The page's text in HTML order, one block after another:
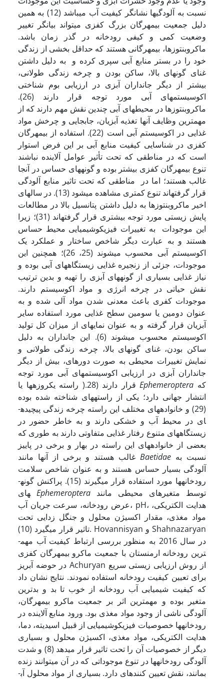
نسبت به آلودگی­ها نشانگر کیفیت آب می­باشد (12) به همین
دلیل جمعیت بی­­مهرگان بزرگ کفزی می­تواند بیانگر تغییر
وضعیت کمی و کیفی رودخانه در گذر زمان باشد.
ماکروبنتوزها، بی­مهر­گانی هستند که حداقل بخشی از زندگی
خود را در بستر منابع آبی سپری کرده و به دلیل داشتن
غنای گونه­ای بالا، ساکن بودن و چرخه زندگی طولانی،
بیشتر از دیگر جانداران آبزی در ارزیابی بوم شناختی
اکوسیستم­های آبی مورد توجه قرار دارند (26).
ماکروبنتوزها در محیط­های آبی چندین نقش مهم دارند که از
مهم­ترین وظایف آنها تغذیه آبزیان، جابجایی و چرخش مواد
غذایی در اکوسیستم آبی است (22). استفاده از بی­مهرگان
کفزی در شناسایی کیفیت منابع آبی بر این فرض استوار
است که در مناطقی که تحت تأثیر عوامل آلاینده نباشند
تنوع بی­مهرگان کفزی بیشتر بوده و گونه­های حساس در آنجا
غالب هستند؛ اما در مناطقی که تحت تاثیر منابع آلودگی
قرار گرفته­اند تنوع کمتری مشاهده می­شود (13). در سال­های
اخیر ماکروبنتوزها به دلیل داشتن پتانسیل بالا در مطالعات
پایش زیستی مورد توجه بیشتری قرار گرفته­اند (31)؛ زیرا
این موجودات به تغییرات فیزیکوشیمیایی محیط حساس
هستند و به عبارت دیگر شاخص ساختار و عملکرد یک
اکوسیستم آبی محسوب می­شوند (25، 26)؛ همچنین این
موجودات، جزئی از زنجیره غذایی زیستگاه­های آبی بوده و
نیاز غذایی بسیاری از گونه­های آبزی را تهیه و بدین ترتیب
نقش حیاتی در چرخه انرژی و مواد اکوسیستم دارند.
موجودات کفری باعث معدنی شدن مواد آلی شده و به
عنوان دومین یا سومین سطح غذایی مورد استفاده سایر
آبزیان قرار گرفته و به عنوان نمایه­ای از میزان کل تولید
اکوسیستم محسوب می­شوند (6). این جانداران به دلیل
ساکن بودن، غنای گونه­ای بالا، چرخه زندگی طولانی و
نمایش تغییرات محیطی به صورت دوره­ای، بیش از دیگر
جانداران آبزی در ارزیابی اکوسیستم­های آبی مورد توجه
قرار دارند (28.( راسته یک­روزه­ها یاEphemeroptera
انتشار جهانی دارد؛ یکی از راسته­های شناخته شده بوده
(29) و خانواده­های مختلف این راسته چرخه زندگی پیچیده­
ای در محیط آب و خشکی دارند و به خاطر حضور در
زیستگاه­های متنوع رفتار غذایی متفاوتی دارند به طوری که
بعضی از خانواده­های این راسته در بهار و برخی در پاییز
Baetidae
آلودگی بسیار حساس هستند و به عنوان شاخص سلامت
رودخانه­ها مورد استفاده قرار می­گیرند (15). پراکنش گونه­
های Ephemeroptera
عرض رودخانه، سرعت جریان آب، pH، هدایت الکتریکی،
مواد مغذی، مقدار اکسیژن محلول و جنگل زدایی تحت
تاثیر قرار می­گیرد (10). Hovannisyan و Shahnazaryan
در سال 2016 به منظور بررسی ارتباط کیفیت آب مهم­
ترین رودخانه ارمنستان با جمعیت ماکرو بی­مهرگان کفزی
در حوضه آبریز Achuryan از روش ارزیابی زیستی سریع
برای تعیین کیفیت رودخانه استفاده نمودند. نتایج نشان داد
که کیفیت شیمیایی آب رودخانه از خوب تا بد و بدترین
متغیر بوده و مهم­ترین اثر بر جمعیت ماکرو بی­مهرگان،
آلودگی ناشی از وجود مواد مغذی بود. ورود منابع آلاینده در
رودخانه­ها خصوصیات فیزیکوشیمیایی از قبیل اسیدیته، دما،
هدایت الکتریکی، مواد مغذی، اکسیژن محلول و بسیاری
دیگر از خصوصیات آن را تحت تاثیر قرار می­دهد (8) و شدت
آلودگی رودخانه­ها در تنوع موجوداتی که در آن می­توانند زنده
بمانند، نقش تعیین کننده­ای دارد. بسیاری از مواد محلول آب­